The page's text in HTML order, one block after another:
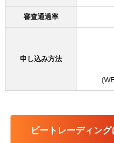
審査通過率
申し込み方法
ビートレーディン